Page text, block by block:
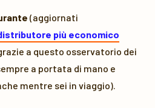
(aggiornati
più economico
a questo osservatorio dei
a portata di mano e
mentre sei in viaggio).